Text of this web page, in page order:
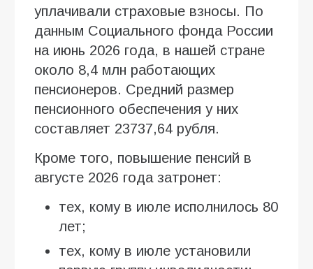
уплачивали страховые взносы. По
данным Социального фонда России
на июнь 2026 года, в нашей стране
около 8,4 млн работающих
пенсионеров. Средний размер
пенсионного обеспечения у них
составляет 23737,64 рубля.
Кроме того, повышение пенсий в
августе 2026 года затронет:
тех, кому в июле исполнилось 80
лет;
тех, кому в июле установили